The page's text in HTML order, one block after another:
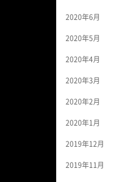
2020年6月
2020年5月
2020年4月
2020年3月
2020年2月
2020年1月
2019年12月
2019年11月